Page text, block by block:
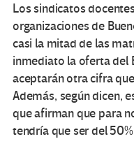
Los sindicatos
organizaciones de
casi la mitad de las
inmediato la oferta del
aceptarán otra cifra
Además, según dicen,
que afirman que para
tendría que ser del